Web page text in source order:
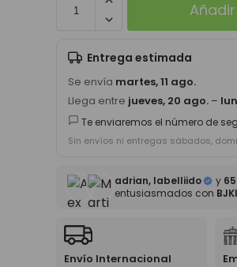
Entrega estimada
Se envía martes, 11 ago.
Llega entre jueves, 20 ago. –
Te enviaremos el número de
Sin envíos ni entregas sábados,
adrian, labelliido y
entusiasmados con
Envío Internacional